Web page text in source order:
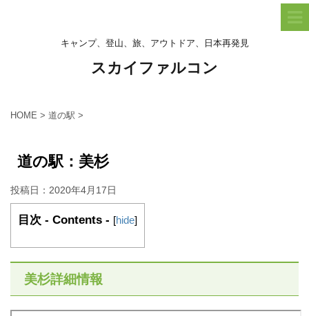
キャンプ、登山、旅、アウトドア、日本再発見
スカイファルコン
HOME > 道の駅 >
道の駅：美杉
投稿日： 2020年4月17日
目次 - Contents - [hide]
美杉詳細情報